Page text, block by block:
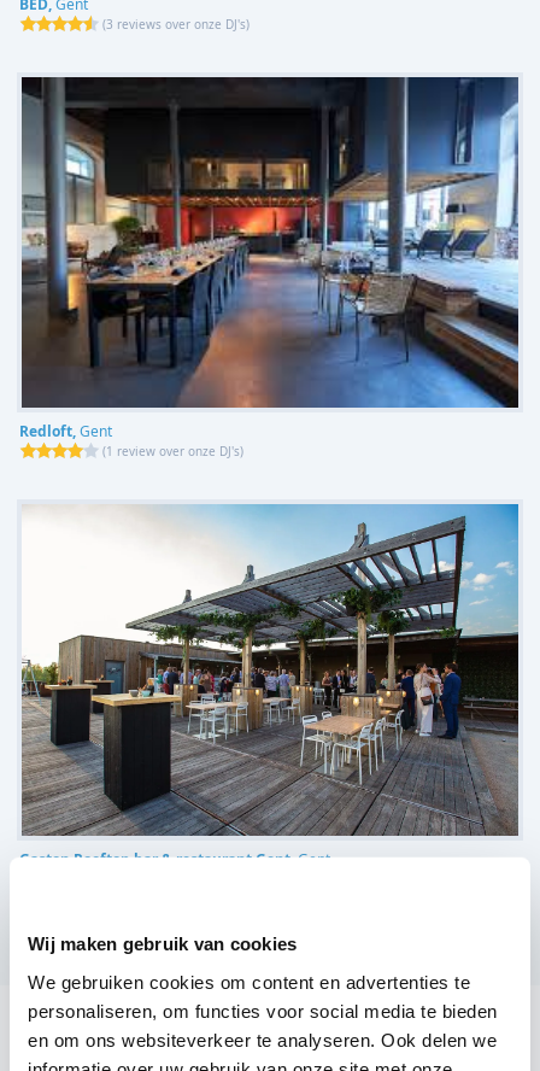
Wij maken gebruik van cookies
We gebruiken cookies om content en advertenties te
personaliseren, om functies voor social media te bieden
en om ons websiteverkeer te analyseren. Ook delen we
BED,Gent
(3 reviews over onze DJ's)
Redloft,Gent
(1 review over onze DJ's)
Gaston Rooftop bar & restaurant Gent,Gent
Bekijk alle feestlocaties
DJ boeken voor jouw feest in Brouwerij Haeseveld?